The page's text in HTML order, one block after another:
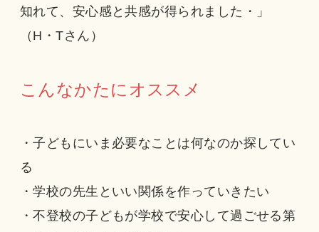
知れて、安心感と共感が得られました・」
（H・Tさん）
こんなかたにオススメ
・子どもにいま必要なことは何なのか探してい
る
・学校の先生といい関係を作っていきたい
・不登校の子どもが学校で安心して過ごせる第